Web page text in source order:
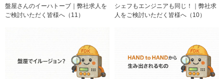
盤屋さんのイーハトーブ｜弊社求人を
ご検討いただく皆様へ（11）
シェフもエンジニアも同じ！｜弊社求
人をご検討いただく皆様へ（10）